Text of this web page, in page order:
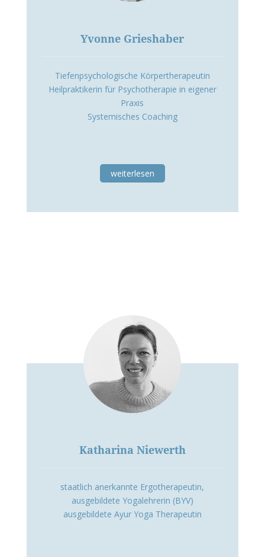
Yvonne Grieshaber
Tiefenpsychologische Körpertherapeutin
Heilpraktikerin für Psychotherapie in eigener
Praxis
Systemisches Coaching
weiterlesen
Katharina Niewerth
staatlich anerkannte Ergotherapeutin,
ausgebildete Yogalehrerin (BYV)
ausgebildete Ayur Yoga Therapeutin